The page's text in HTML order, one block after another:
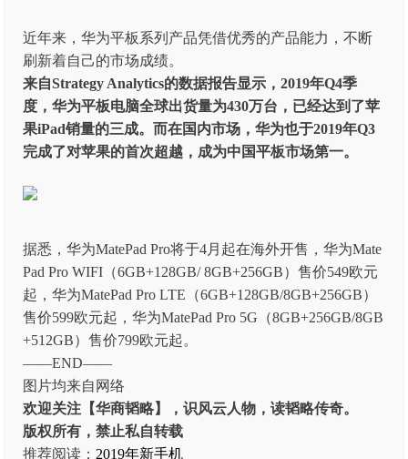
近年来，华为平板系列产品凭借优秀的产品能力，不断
刷新着自己的市场成绩。
来自Strategy Analytics的数据报告显示，2019年Q4季
度，华为平板电脑全球出货量为430万台，已经达到了苹
果iPad销量的三成。而在国内市场，华为也于2019年Q3
完成了对苹果的首次超越，成为中国平板市场第一。
据悉，华为MatePad Pro将于4月起在海外开售，华为Mate
Pad Pro WIFI（6GB+128GB/ 8GB+256GB）售价549欧元
起，华为MatePad Pro LTE（6GB+128GB/8GB+256GB）
售价599欧元起，华为MatePad Pro 5G（8GB+256GB/8GB
+512GB）售价799欧元起。
——END——
图片均来自网络
欢迎关注【华商韬略】，识风云人物，读韬略传奇。
版权所有，禁止私自转载
推荐阅读： 2019年新手机